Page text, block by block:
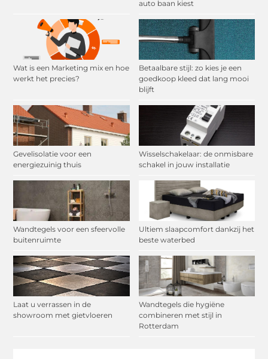
auto baan kiest
Wat is een Marketing mix en hoe
werkt het precies?
Betaalbare stijl: zo kies je een
goedkoop kleed dat lang mooi
blijft
Gevelisolatie voor een
energiezuinig thuis
Wisselschakelaar: de onmisbare
schakel in jouw installatie
Wandtegels voor een sfeervolle
buitenruimte
Ultiem slaapcomfort dankzij het
beste waterbed
Laat u verrassen in de
showroom met gietvloeren
Wandtegels die hygiëne
combineren met stijl in
Rotterdam